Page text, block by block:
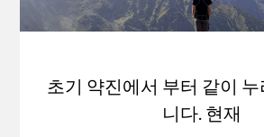
초기 약진에서 부터 같이 누
니다. 현재